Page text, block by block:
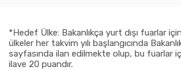
*Hedef Ülke: Bakanlıkça yurt dışı fuarlar
ülkeler her takvim yılı başlangıcında
sayfasında ilan edilmekte olup, bu fuarlar
ilave 20 puandır.